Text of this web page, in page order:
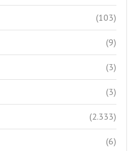
(103)
(9)
(3)
(3)
(2.333)
(6)